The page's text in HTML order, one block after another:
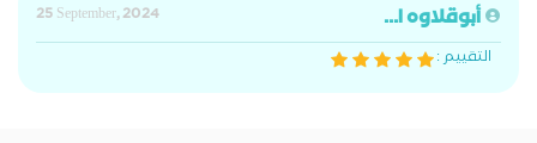
أبوقلاوه ا...
25 September, 2024
التقييم :